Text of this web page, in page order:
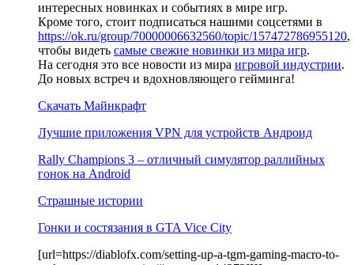
интересных новинках и событиях в мире игр.
Кроме того, стоит подписаться нашими соцсетями в
https://ok.ru/group/70000006632560/topic/157472786955120,
чтобы видеть самые свежие новинки из мира игр.
На сегодня это все новости из мира игровой индустрии.
До новых встреч и вдохновляющего гейминга!
Скачать Майнкрафт
Лучшие приложения VPN для устройств Андроид
Rally Champions 3 – отличный симулятор раллийных
гонок на Android
Страшные истории
Гонки и состязания в GTA Vice City
[url=https://diablofx.com/setting-up-a-tgm-gaming-macro-to-